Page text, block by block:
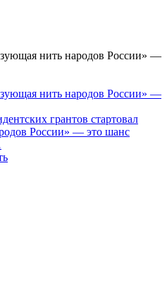
нить народов России» —
нить народов России» —
грантов стартовал
России» — это шанс